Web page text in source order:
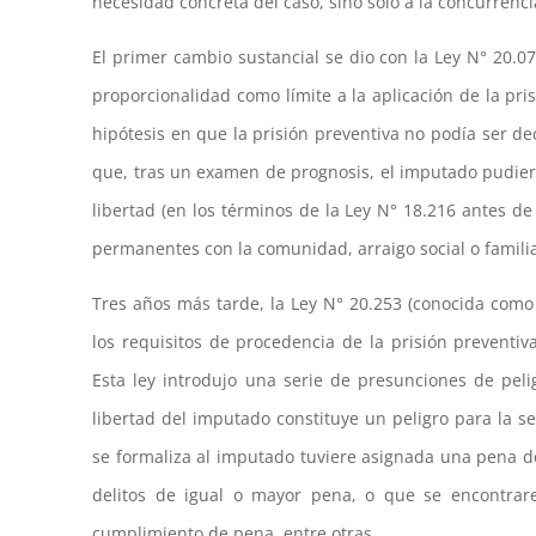
El primer cambio sustancial se dio con la Ley N°
proporcionalidad como límite a la aplicación de la
hipótesis en que la prisión preventiva no podía ser
que, tras un examen de prognosis, el imputado
libertad (en los términos de la Ley N° 18.216 antes
permanentes con la comunidad, arraigo social o
Tres años más tarde, la Ley N° 20.253 (conocida
los requisitos de procedencia de la prisión
Esta ley introdujo una serie de presunciones de
libertad del imputado constituye un peligro para la
se formaliza al imputado tuviere asignada una pena
delitos de igual o mayor pena, o que se